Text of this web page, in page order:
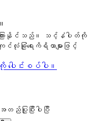
က်ကြားနိုင်သည်။ သင့်နံပါတ်ကို
လုံခြုံရေးကိရိယာများဖြင့်
ပေါင်းစပ်ပါ။
ည်ပြုပြီးပါပြီ